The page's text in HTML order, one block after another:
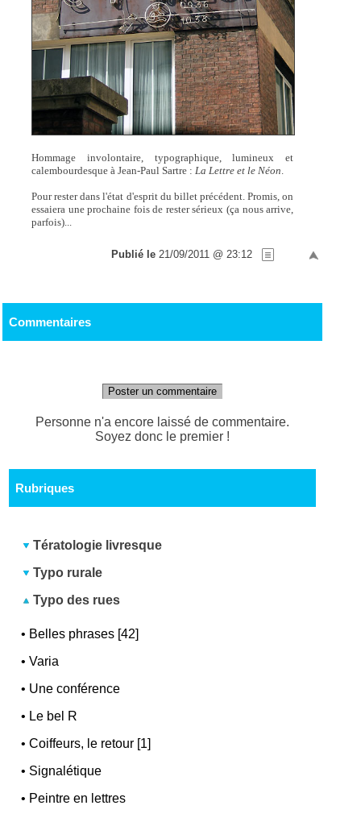
Hommage involontaire, typographique, lumineux et
calembourdesque à Jean-Paul Sartre :La Lettre et le Néon.
Pour rester dans l'état d'esprit du billet précédent. Promis, on
essaiera une prochaine fois de rester sérieux (ça nous arrive,
parfois)...
Publié le 21/09/2011 @ 23:12
Commentaires
Poster un commentaire
Personne n'a encore laissé de commentaire.
Soyez donc le premier !
Rubriques
Tératologie livresque
Typo rurale
Typo des rues
• Belles phrases [42]
•Varia
• Une conférence
• Le bel R
•Coiffeurs, le retour [1]
• Signalétique
• Peintre en lettres